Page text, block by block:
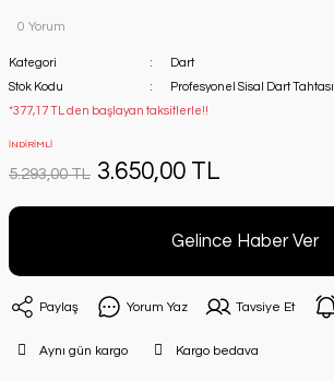
0 Yorum
Kategori
Dart
Stok Kodu
Profesyonel Sisal Dart Tahtası
*377,17 TL den başlayan taksitlerle!!
İNDİRİMLİ
5.293,00 TL 3.650,00 TL
Gelince Haber Ver
Paylaş Yorum Yaz Tavsiye Et
Aynı gün kargo Kargo bedava